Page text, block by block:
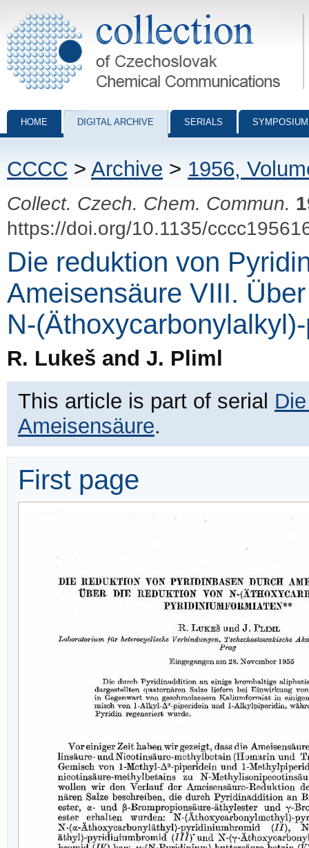
Collection of Czechoslovak Chemical Communications - digital
HOME DIGITAL ARCHIVE SERIALS
CCCC > Archive > 1956,
Collect. Czech. Chem. Commun.
https://doi.org/10.1135/
Die reduktion von
Ameisensäure VIII.
N-
R. Lukeš and J. Pliml
This article is part of serial
Ameisensäure.
First page